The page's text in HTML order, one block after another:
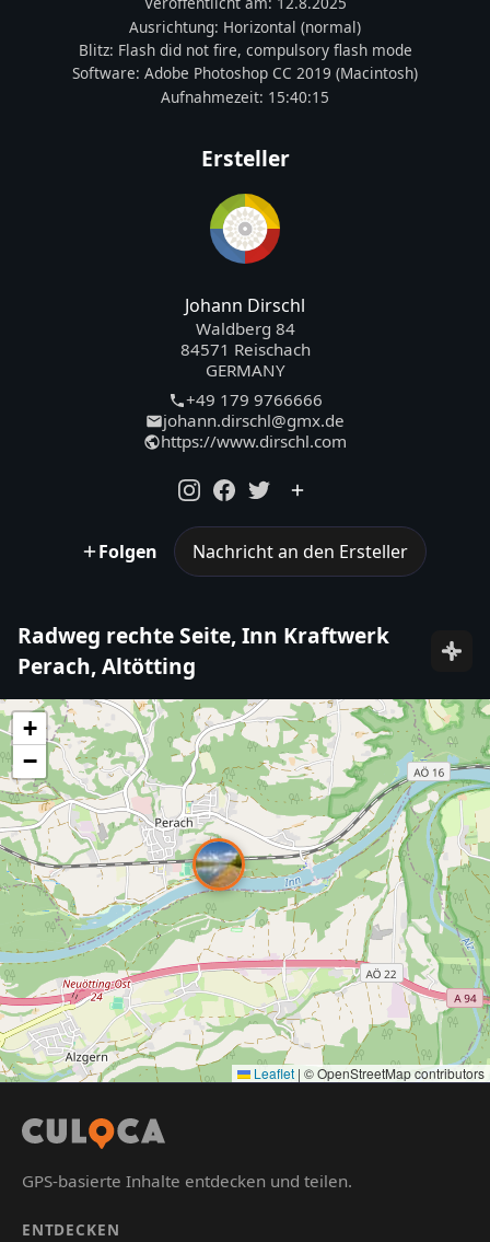
Ausrichtung: Horizontal (normal)
Blitz: Flash did not fire, compulsory flash mode
Software: Adobe Photoshop CC 2019 (Macintosh)
Aufnahmezeit: 15:40:15
Ersteller
Johann Dirschl
Waldberg 84
84571 Reischach
GERMANY
+49 179 9766666
johann.dirschl@gmx.de
https://www.dirschl.com
Folgen Nachricht an den Ersteller
Radweg rechte Seite, Inn Kraftwerk
Perach, Altötting
+
−
Leaflet | © OpenStreetMap contributors
GPS-basierte Inhalte entdecken und teilen.
ENTDECKEN